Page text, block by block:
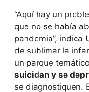
“Aquí hay un
que no se había
pandemia”, indica
de sublimar la
un parque
suicidan y se
se diagnostiquen.